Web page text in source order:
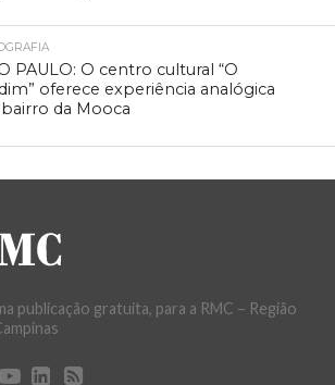
PAULO: O centro cultural “O
oferece experiência analógica
da Mooca
publicação gratuita, para a RMC – Região